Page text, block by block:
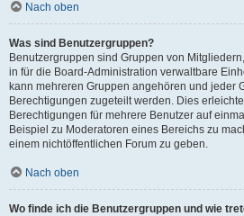
Nach oben
Was sind Benutzergruppen?
Benutzergruppen sind Gruppen von
in für die Board-Administration verwaltbare
kann mehreren Gruppen angehören und jeder
Berechtigungen zugeteilt werden. Dies
Berechtigungen für mehrere Benutzer auf
Beispiel zu Moderatoren eines Bereichs zu
einem nichtöffentlichen Forum zu geben.
Nach oben
Wo finde ich die Benutzergruppen und wie